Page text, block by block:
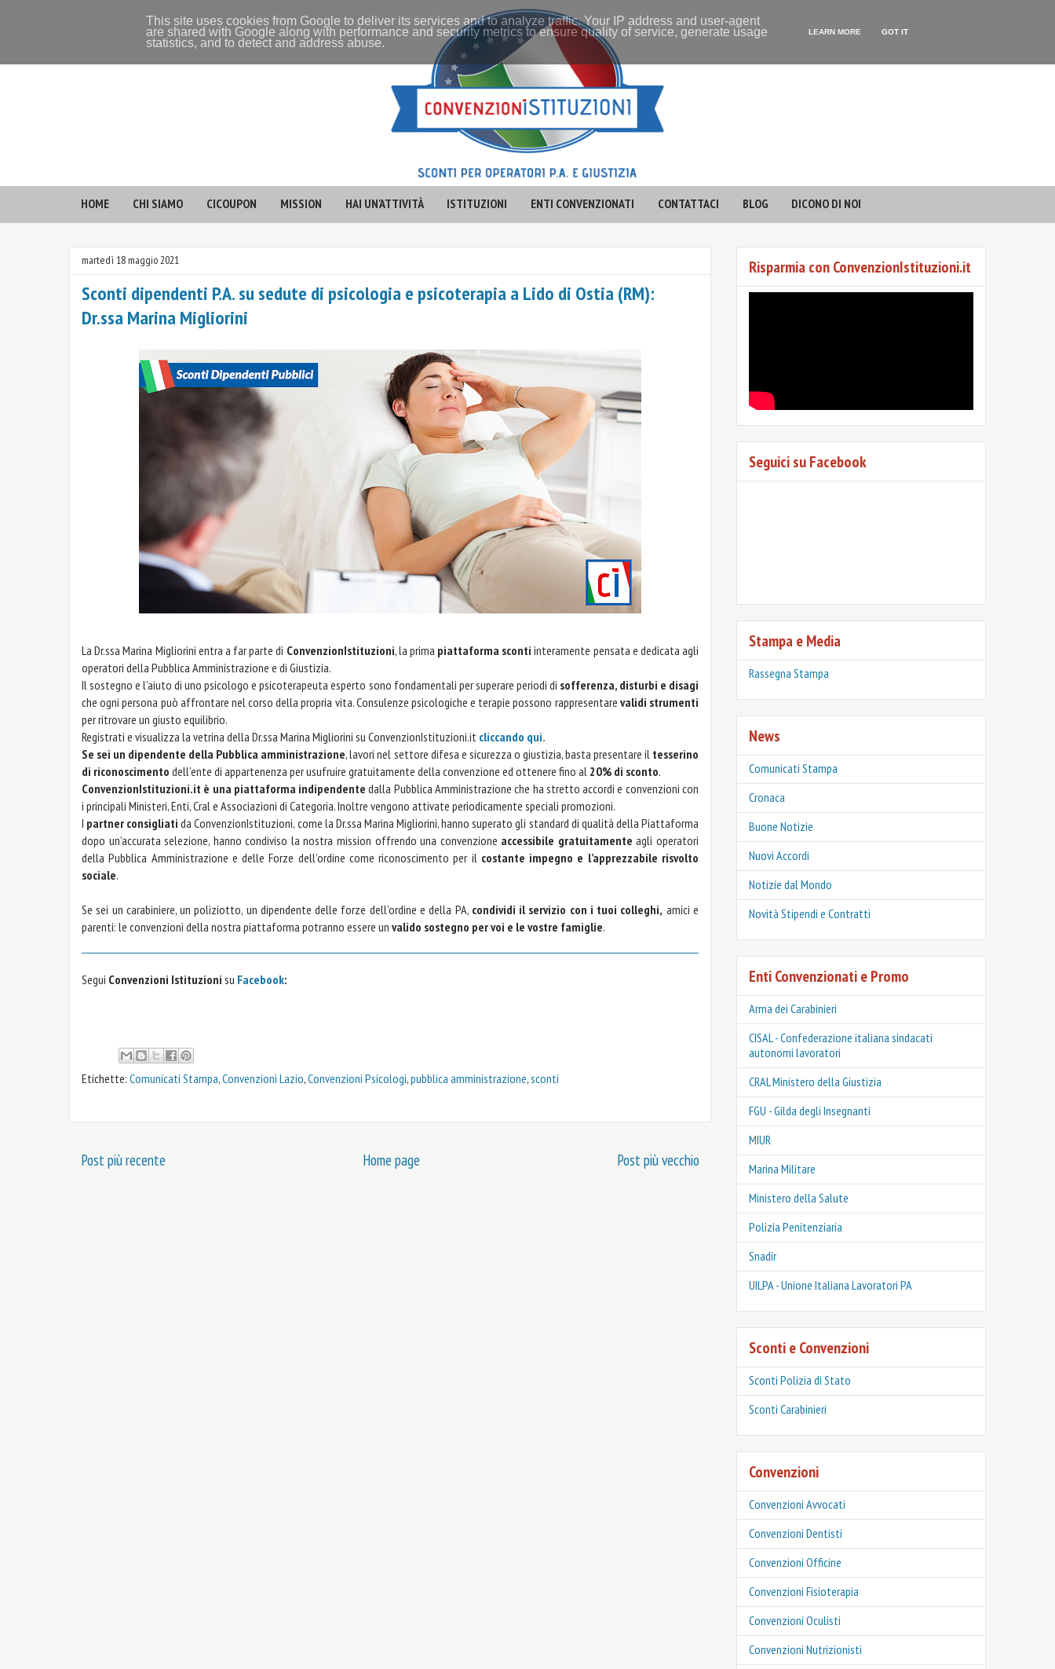
HOME CHI SIAMO CICOUPON MISSION HAI UN'ATTIVITÀ ISTITUZIONI ENTI CONVENZIONATI CONTATTACI BLOG DICONO DI NOI
martedì 18 maggio 2021
Sconti dipendenti P.A. su sedute di psicologia e psicoterapia a Lido di Ostia (RM):
Dr.ssa Marina Migliorini
La Dr.ssa Marina Migliorini entra a far parte di ConvenzionIstituzioni, la prima piattaforma scontiinteramente pensata e dedicata agli
operatori della Pubblica Amministrazione e di Giustizia.
Il sostegno e l’aiuto di uno psicologo e psicoterapeuta esperto sono fondamentali per superare periodi di sofferenza, disturbi e disagi
che ogni persona può affrontare nel corso della propria vita. Consulenze psicologiche e terapie possono rappresentare validi strumenti
per ritrovare un giusto equilibrio.
Registrati e visualizza la vetrina della Dr.ssa Marina Migliorini su ConvenzionIstituzioni.it cliccando qui.
Se sei un dipendente della Pubblica amministrazione, lavori nel settore difesa e sicurezza o giustizia, basta presentare il tesserino
di riconoscimento dell’ente di appartenenza per usufruire gratuitamente della convenzione ed ottenere fino al 20% di sconto.
ConvenzionIstituzioni.it è una piattaforma indipendente dalla Pubblica Amministrazione che ha stretto accordi e convenzioni con
i principali Ministeri, Enti, Cral e Associazioni di Categoria. Inoltre vengono attivate periodicamente speciali promozioni.
I partner consigliati da ConvenzionIstituzioni, come la Dr.ssa Marina Migliorini, hanno superato gli standard di qualità della Piattaforma
dopo un’accurata selezione, hanno condiviso la nostra mission offrendo una convenzione accessibile gratuitamente agli operatori
della Pubblica Amministrazione e delle Forze dell’ordine come riconoscimento per il costante impegno e l’apprezzabile risvolto
sociale.
Se sei un carabiniere, un poliziotto, un dipendente delle forze dell’ordine e della PA, condividi il servizio con i tuoi colleghi, amici e
parenti: le convenzioni della nostra piattaforma potranno essere un valido sostegno per voi e le vostre famiglie.
Segui Convenzioni Istituzioni su Facebook:
Etichette: Comunicati Stampa,Convenzioni Lazio,Convenzioni Psicologi,pubblica amministrazione,sconti
Post più recente Post più vecchio
Home page
Risparmia con ConvenzionIstituzioni.it
Seguici su Facebook
Stampa e Media
Rassegna Stampa
News
Comunicati Stampa
Cronaca
Buone Notizie
Nuovi Accordi
Notizie dal Mondo
Novità Stipendi e Contratti
Enti Convenzionati e Promo
Arma dei Carabinieri
CISAL - Confederazione italiana sindacati
autonomi lavoratori
CRAL Ministero della Giustizia
FGU - Gilda degli Insegnanti
MIUR
Marina Militare
Ministero della Salute
Polizia Penitenziaria
Snadir
UILPA - Unione Italiana Lavoratori PA
Sconti e Convenzioni
Sconti Polizia di Stato
‎Sconti Carabinieri
Convenzioni
Convenzioni Avvocati
Convenzioni Dentisti
Convenzioni Officine
Convenzioni Fisioterapia
Convenzioni Oculisti
Convenzioni Nutrizionisti
This site uses cookies from Google to deliver its services and to analyze traffic. Your IP address and user-agent
are shared with Google along with performance and security metrics to ensure quality of service, generate usage
statistics, and to detect and address abuse.
LEARN MORE GOT IT